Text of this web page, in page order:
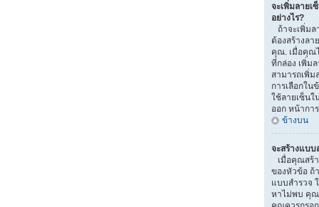
จะเพิ่มลาย
อย่างไร?
ถ้าจะเพิ่ม
ต้องสร้างลา
คุณ. เมื่อคุณ
ที่กล่อง เพิ่ม
สามารถเพิ่
การเลือกใ
ใช้ลายเซ็นใ
ออก หน้ากา
ข้างบน
จะสร้างแบบ
เมื่อคุณสร้
ของหัวข้อ ถ้
แบบสำรวจ
หาไม่พบ คุณ